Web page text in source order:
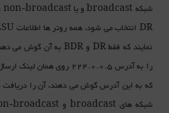
که به این آدرس گوش می دهند، آن را